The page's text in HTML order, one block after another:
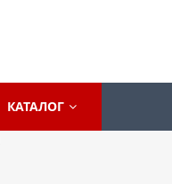
КАТАЛОГ